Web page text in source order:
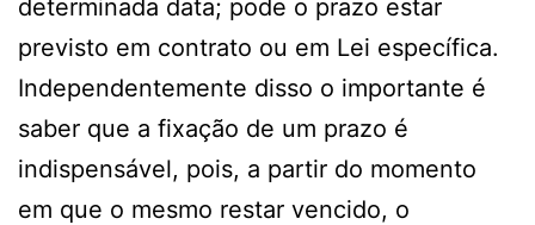
determinada data; pode o prazo estar
previsto em contrato ou em Lei específica.
Independentemente disso o importante é
saber que a fixação de um prazo é
indispensável, pois, a partir do momento
em que o mesmo restar vencido, o